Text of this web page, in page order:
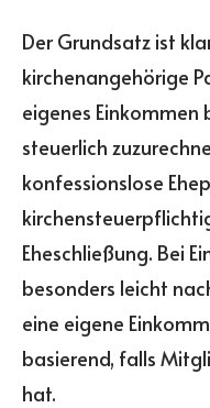
Der Grundsatz ist
kirchenangehörige
eigenes Einkommen
steuerlich
konfessionslose
Eheschließung. Bei
besonders leicht
eine eigene
basierend, falls
hat.